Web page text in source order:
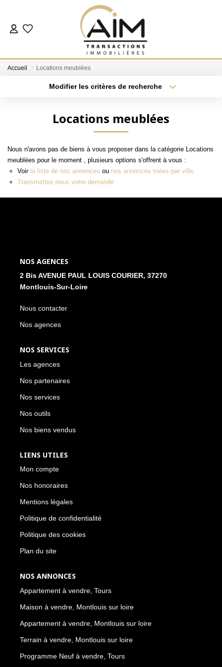
ACHETER
Les Agences
Notre Équipe
Nous Rejoindre
Nos Témoignages
Nos Partenaires
Accueil Locations meublées
Modifier les critères de recherche
Plus de critères Créer une alerte
Locations meublées
Nous n'avons pas de biens à vous proposer dans la catégorie Locations
meublées pour le moment , plusieurs options s'offrent à vous :
Voir la liste de nos annonces ou nos annonces triées par ville.
Transmettez-nous votre demande
NOS AGENCES
2 Bis AVENUE PAUL LOUIS COURIER, 37270
Montlouis-Sur-Loire
Nous contacter
Nos agences
NOS SERVICES
Les agences
Nos partenaires
Nos services
Nos outils
Nos biens vendus
LIENS UTILES
Mon compte
Nos honoraires
Mentions légales
Politique de confidentialité
Politique des cookies
Plan du site
NOS ANNONCES
Appartement à vendre, Tours
Maison à vendre, Montlouis sur loire
Appartement à vendre, Montlouis sur loire
Terrain à vendre, Montlouis sur loire
Programme Neuf à vendre, Tours